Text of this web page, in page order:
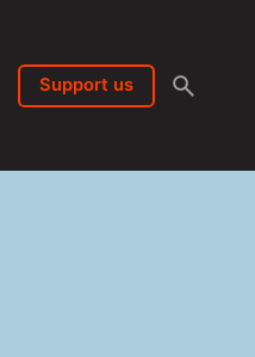
Support us